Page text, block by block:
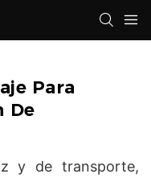
Para
De
y de transporte,